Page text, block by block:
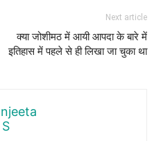
Next article
क्या जोशीमठ में आयी आपदा के बारे में
इतिहास में पहले से ही लिखा जा चुका था